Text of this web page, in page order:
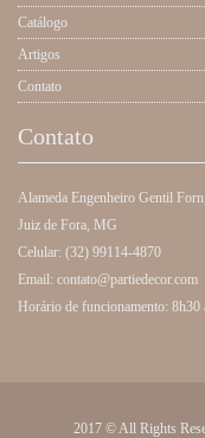
Catálogo
Artigos
Contato
Contato
Alameda Engenheiro Gentil
Juiz de Fora, MG
Celular: (32) 99114-4870
Email: contato@partiedecor.com
Horário de funcionamento: 8h30
2017 © All Rights